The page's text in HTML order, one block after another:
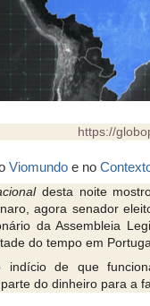
https://
Viomundo e no
desta noite
agora senador
da Assembleia
do tempo em
indício de que
do dinheiro para a